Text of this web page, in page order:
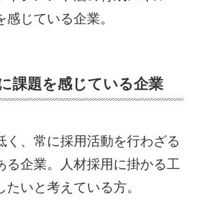
じている企業。
課題を感じている企業
く、常に採用活動を行わざる
る企業。人材採用に掛かる工
いと考えている方。